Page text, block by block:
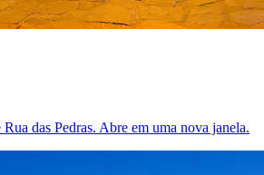
das Pedras. Abre em uma nova janela.